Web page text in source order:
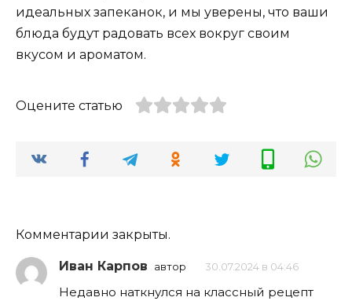
идеальных запеканок, и мы уверены, что ваши
блюда будут радовать всех вокруг своим
вкусом и ароматом.
Оцените статью
Комментарии закрыты.
Иван Карпов автор 30.07.2024 в 04:46
Недавно наткнулся на классный рецепт